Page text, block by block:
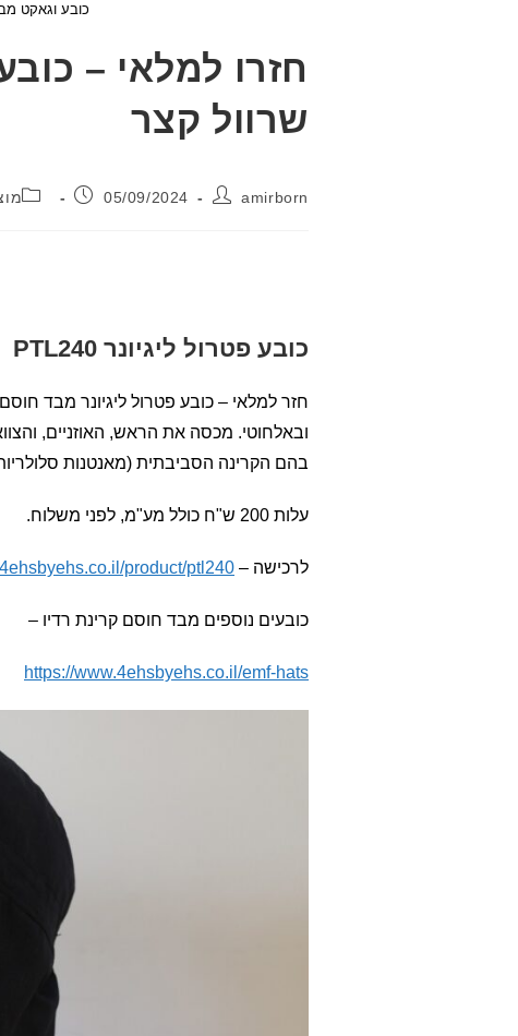
כובע וגאקט
חזרו למלאי –
שרוול קצר
מחבר:
amirborn פורסם:
05/09/2024
כובע פטרול ליגיונר PTL240
ובאלחוטי. מכסה את הראש, האוזניים,
בהם הקרינה הסביבתית (מאנטנות
עלות 200 ש"ח כולל מע"מ, לפני משלוח.
לרכישה – product/ptl240/
כובעים נוספים מבד חוסם קרינת רדיו –
https://www.4ehsbyehs.co.il/emf-hats